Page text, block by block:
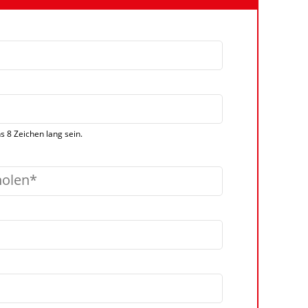
8 Zeichen lang sein.